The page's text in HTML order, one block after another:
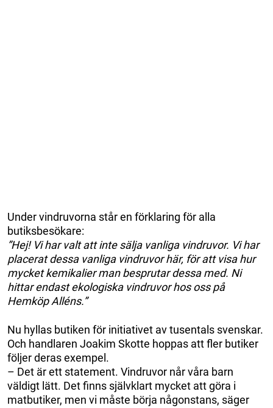
Under vindruvorna står en förklaring för alla
butiksbesökare:
”Hej! Vi har valt att inte sälja vanliga vindruvor. Vi har
placerat dessa vanliga vindruvor här, för att visa hur
mycket kemikalier man besprutar dessa med. Ni
hittar endast ekologiska vindruvor hos oss på
Hemköp Alléns.”
Nu hyllas butiken för initiativet av tusentals svenskar.
Och handlaren Joakim Skotte hoppas att fler butiker
följer deras exempel.
– Det är ett statement. Vindruvor når våra barn
väldigt lätt. Det finns självklart mycket att göra i
matbutiker, men vi måste börja någonstans, säger